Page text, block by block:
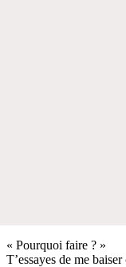
« Pourquoi faire ? »
T’essayes de me